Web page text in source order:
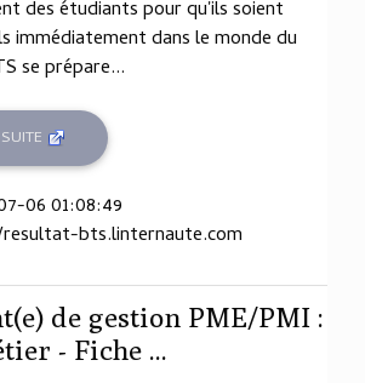
des étudiants pour qu'ils soient
immédiatement dans le monde du
se prépare...
06 01:08:49
bts.linternaute.com
de gestion PME/PMI :
- Fiche ...